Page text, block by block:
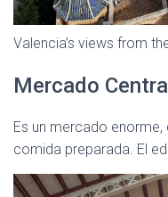
Valencia’s views from
Mercado
Es un mercado
comida preparada. El